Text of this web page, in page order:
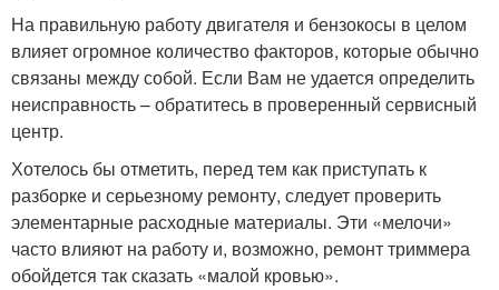
На правильную работу двигателя и бензокосы в целом
влияет огромное количество факторов, которые обычно
связаны между собой. Если Вам не удается определить
неисправность – обратитесь в проверенный сервисный
центр.
Хотелось бы отметить, перед тем как приступать к
разборке и серьезному ремонту, следует проверить
элементарные расходные материалы. Эти «мелочи»
часто влияют на работу и, возможно, ремонт триммера
обойдется так сказать «малой кровью».